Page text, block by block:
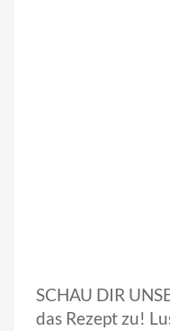
SCHAU DIR
das Rezept zu!